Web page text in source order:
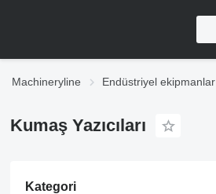
Machineryline Endüstriyel ekipmanlar
Kumaş Yazıcıları
Kategori